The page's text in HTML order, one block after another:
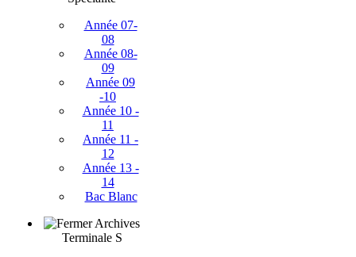
Année 07-
08
Année 08-
09
Année 09
-10
Année 10 -
11
Année 11 -
12
Année 13 -
14
Bac Blanc
Archives
Terminale S